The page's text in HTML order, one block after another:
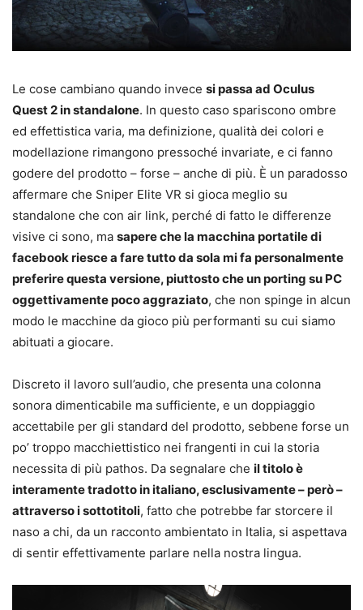
Le cose cambiano quando invece si passa ad Oculus
Quest 2 in standalone. In questo caso spariscono ombre
ed effettistica varia, ma definizione, qualità dei colori e
modellazione rimangono pressoché invariate, e ci fanno
godere del prodotto – forse – anche di più. È un paradosso
affermare che Sniper Elite VR si gioca meglio su
standalone che con air link, perché di fatto le differenze
visive ci sono, ma sapere che la macchina portatile di
facebook riesce a fare tutto da sola mi fa personalmente
preferire questa versione, piuttosto che un porting su PC
oggettivamente poco aggraziato, che non spinge in alcun
modo le macchine da gioco più performanti su cui siamo
abituati a giocare.
Discreto il lavoro sull’audio, che presenta una colonna
sonora dimenticabile ma sufficiente, e un doppiaggio
accettabile per gli standard del prodotto, sebbene forse un
po’ troppo macchiettistico nei frangenti in cui la storia
necessita di più pathos. Da segnalare che il titolo è
interamente tradotto in italiano, esclusivamente – però –
attraverso i sottotitoli, fatto che potrebbe far storcere il
naso a chi, da un racconto ambientato in Italia, si aspettava
di sentir effettivamente parlare nella nostra lingua.